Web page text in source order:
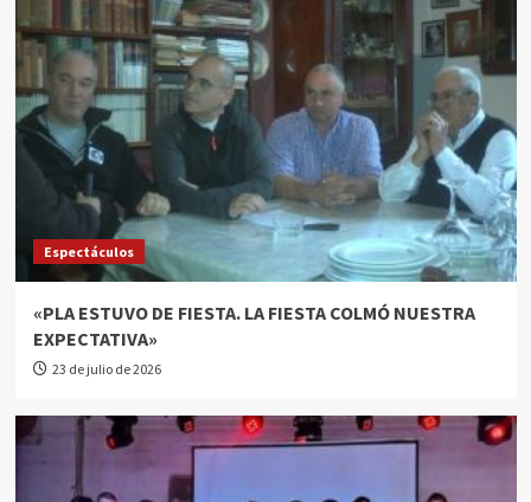
Espectáculos
«PLA ESTUVO DE FIESTA. LA FIESTA COLMÓ NUESTRA
EXPECTATIVA»
23 de julio de 2026